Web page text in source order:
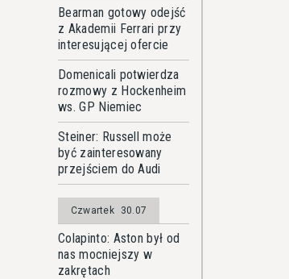
Bearman gotowy odejść
z Akademii Ferrari przy
interesującej ofercie
Domenicali potwierdza
rozmowy z Hockenheim
ws. GP Niemiec
Steiner: Russell może
być zainteresowany
przejściem do Audi
Czwartek 30.07
Colapinto: Aston był od
nas mocniejszy w
zakrętach